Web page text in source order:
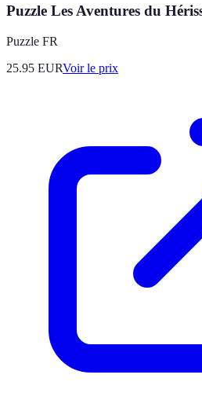
Puzzle Les Aventures du
Puzzle FR
25.95 EURVoir le prix